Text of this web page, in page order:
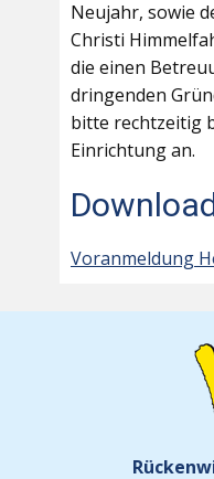
Neujahr, sowie
Christi
die einen
dringenden
bitte rechtzeitig
Einrichtung an.
Voranmeldung